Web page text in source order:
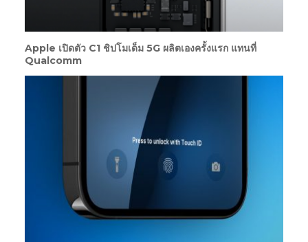
Apple เปิดตัว C1 ชิปโมเด็ม 5G ผลิตเองครั้งแรก แทนที่
Qualcomm